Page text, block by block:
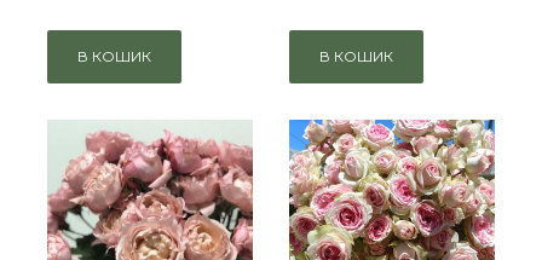
В КОШИК В КОШИК